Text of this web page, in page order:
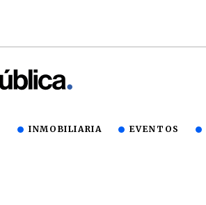
INMOBILIARIA EVENTOS